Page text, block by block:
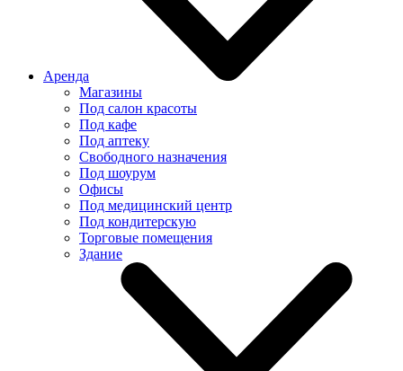
Аренда
Магазины
Под салон красоты
Под кафе
Под аптеку
Свободного назначения
Под шоурум
Офисы
Под медицинский центр
Под кондитерскую
Торговые помещения
Здание